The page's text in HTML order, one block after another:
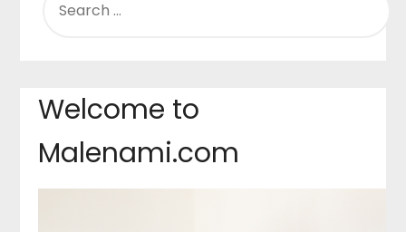
FOR:
Welcome to
Malenami.com